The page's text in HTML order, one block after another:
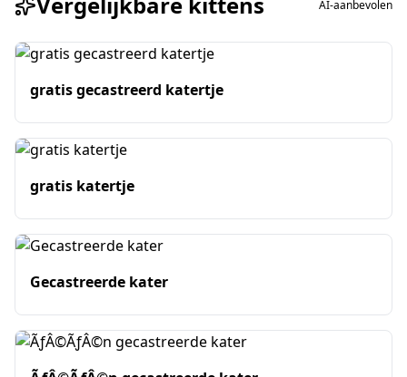
AI-aanbevolen
gratis gecastreerd katertje
gratis katertje
Gecastreerde kater